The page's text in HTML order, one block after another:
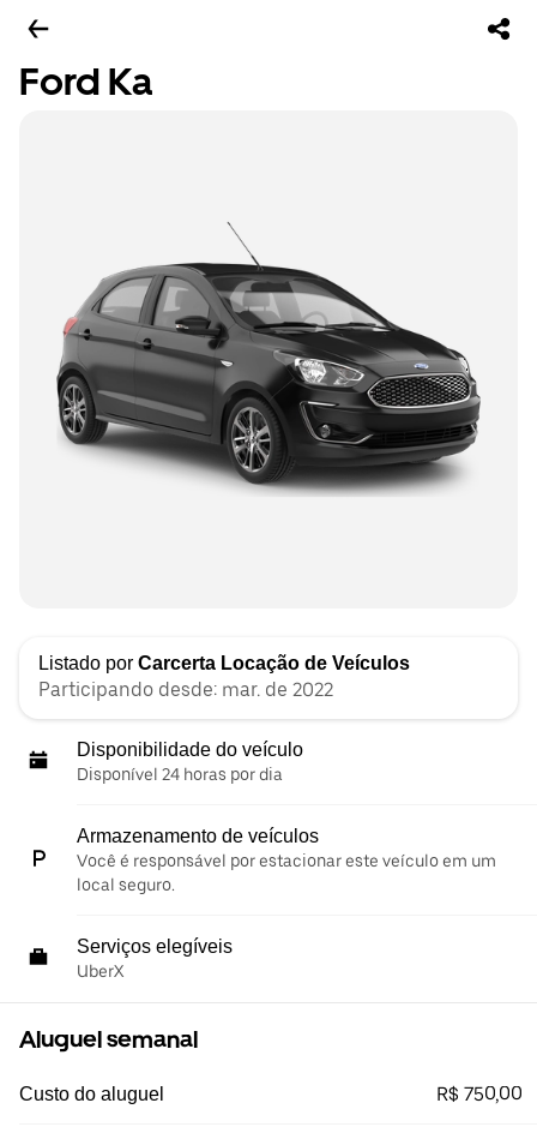
Ford Ka
Listado por Carcerta Locação de Veículos
Participando desde: mar. de 2022
Disponibilidade do veículo
Disponível 24 horas por dia
Armazenamento de veículos
Você é responsável por estacionar este veículo em um
local seguro.
Serviços elegíveis
UberX
Aluguel semanal
Custo do aluguel R$ 750,00